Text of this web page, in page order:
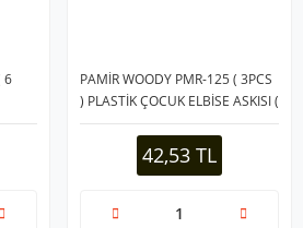
6
PAMİR WOODY PMR-125 ( 3PCS
) PLASTİK ÇOCUK ELBİSE ASKISI (
METAL BAŞLI )*36
42,53 TL